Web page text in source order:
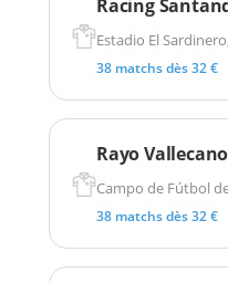
Racing
Estadio El
38 matchs dès 32 €
Rayo Vallecano
Campo de Fútbol
38 matchs dès 32 €